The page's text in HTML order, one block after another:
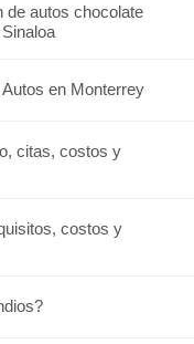
de autos chocolate
en Monterrey
citas, costos y
costos y